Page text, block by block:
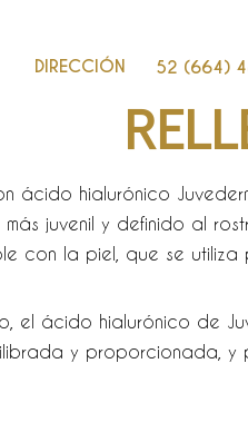
DIRECCIÓN 52 (664)
ácido hialurónico
juvenil y definido al
con la piel, que se utiliza
el ácido hialurónico de
y proporcionada,